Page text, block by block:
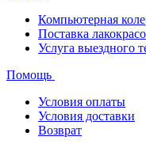
Компьютерная
Поставка
Услуга выездного
Помощь
Условия оплаты
Условия доставки
Возврат